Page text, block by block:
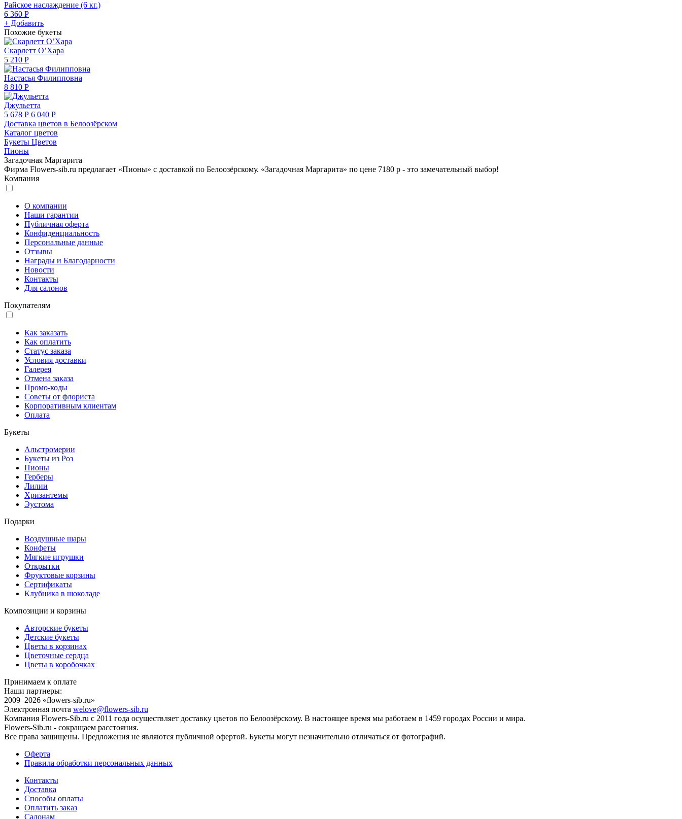
Райское наслаждение (6 кг.)
6 360 Р
+ Добавить
Похожие букеты
Скарлетт О’Хара
5 210 Р
Настасья Филипповна
8 810 Р
Джульетта
5 678 Р 6 040 Р
Доставка цветов в Белоозёрском
Каталог цветов
Букеты Цветов
Пионы
Загадочная Маргарита
Фирма Flowers-sib.ru предлагает «Пионы» с доставкой по Белоозёрскому. «Загадочная Маргарита» по цене 7180 р - это замечательный выбор!
Компания
О компании
Наши гарантии
Публичная оферта
Конфиденциальность
Персональные данные
Отзывы
Награды и Благодарности
Новости
Контакты
Для салонов
Покупателям
Как заказать
Как оплатить
Статус заказа
Условия доставки
Галерея
Отмена заказа
Промо-коды
Советы от флориста
Корпоративным клиентам
Оплата
Букеты
Альстромерии
Букеты из Роз
Пионы
Герберы
Лилии
Хризантемы
Эустома
Подарки
Воздушные шары
Конфеты
Мягкие игрушки
Открытки
Фруктовые корзины
Сертификаты
Клубника в шоколаде
Композиции и корзины
Авторские букеты
Детские букеты
Цветы в корзинах
Цветочные сердца
Цветы в коробочках
Принимаем к оплате
Наши партнеры:
2009–2026 «flowers-sib.ru»
Электронная почта welove@flowers-sib.ru
Компания Flowers-Sib.ru с 2011 года осуществляет доставку цветов по Белоозёрскому. В настоящее время мы работаем в 1459 городах России и мира.
Flowers-Sib.ru - сокращаем расстояния.
Все права защищены. Предложения не являются публичной офертой. Букеты могут незначительно отличаться от фотографий.
Оферта
Правила обработки персональных данных
Контакты
Доставка
Способы оплаты
Оплатить заказ
Салонам